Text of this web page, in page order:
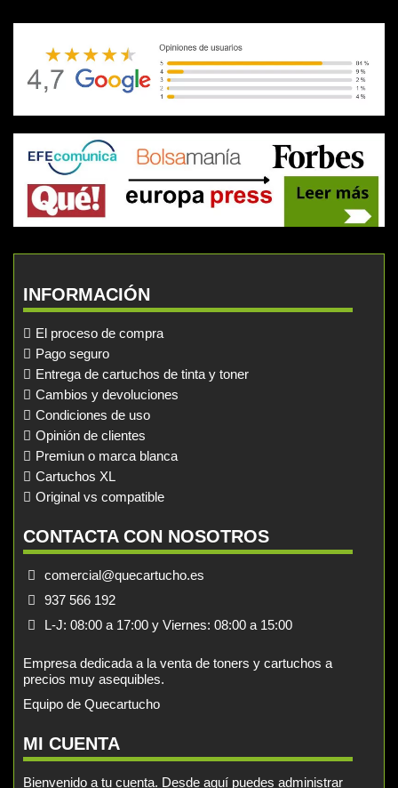
INFORMACIÓN
El proceso de compra
Pago seguro
Entrega de cartuchos de tinta y toner
Cambios y devoluciones
Condiciones de uso
Opinión de clientes
Premiun o marca blanca
Cartuchos XL
Original vs compatible
CONTACTA CON NOSOTROS
comercial@quecartucho.es
937 566 192
L-J: 08:00 a 17:00 y Viernes: 08:00 a 15:00
Empresa dedicada a la venta de toners y cartuchos a
precios muy asequibles.
Equipo de Quecartucho
MI CUENTA
Bienvenido a tu cuenta. Desde aquí puedes administrar